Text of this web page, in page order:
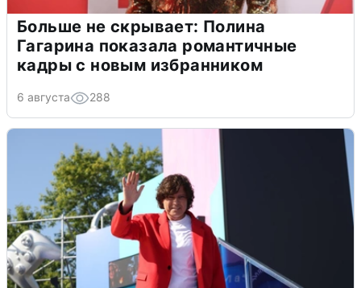
Больше не скрывает: Полина
Гагарина показала романтичные
кадры с новым избранником
6 августа 288